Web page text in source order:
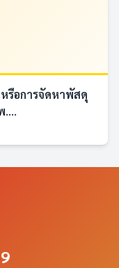
รือการจัดหาพัสดุ
....